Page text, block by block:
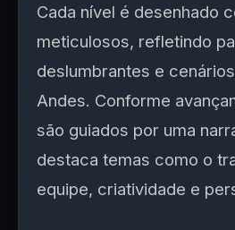
Cada nível é desenhado
meticulosos, refletindo
deslumbrantes e
Andes. Conforme
são guiados por uma
destaca temas como o
equipe, criatividade e